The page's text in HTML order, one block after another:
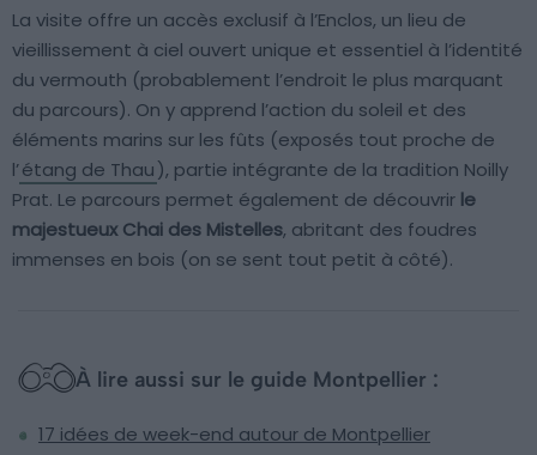
La visite offre un accès exclusif à l’Enclos, un lieu de
vieillissement à ciel ouvert unique et essentiel à l’identité
du vermouth (probablement l’endroit le plus marquant
du parcours). On y apprend l’action du soleil et des
éléments marins sur les fûts (exposés tout proche de
l’étang de Thau), partie intégrante de la tradition Noilly
Prat. Le parcours permet également de découvrir le
majestueux Chai des Mistelles, abritant des foudres
immenses en bois (on se sent tout petit à côté).
À lire aussi sur le guide Montpellier :
17 idées de week-end autour de Montpellier